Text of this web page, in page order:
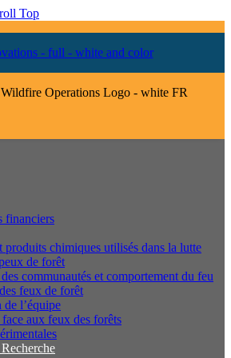
Top
financiers
produits chimiques utilisés dans la lutte
de forêt
communautés et comportement du feu
feux de forêt
l’équipe
aux feux des forêts